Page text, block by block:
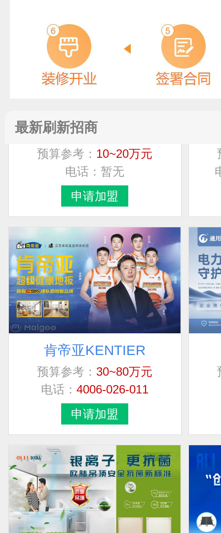
最新刷新招商
YATO易尔拓
预算参考：
电话：暂无
申请加盟
肯帝亚KENTIER
预算参考：
电话：
4006-026-011
申请加盟